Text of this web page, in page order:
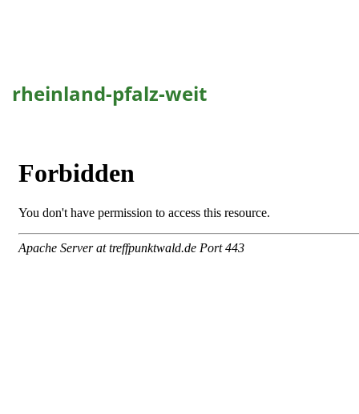
rheinland-pfalz-weit